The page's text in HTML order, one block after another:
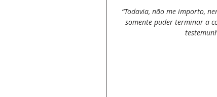
“Todavia, não me importo,
somente puder terminar a